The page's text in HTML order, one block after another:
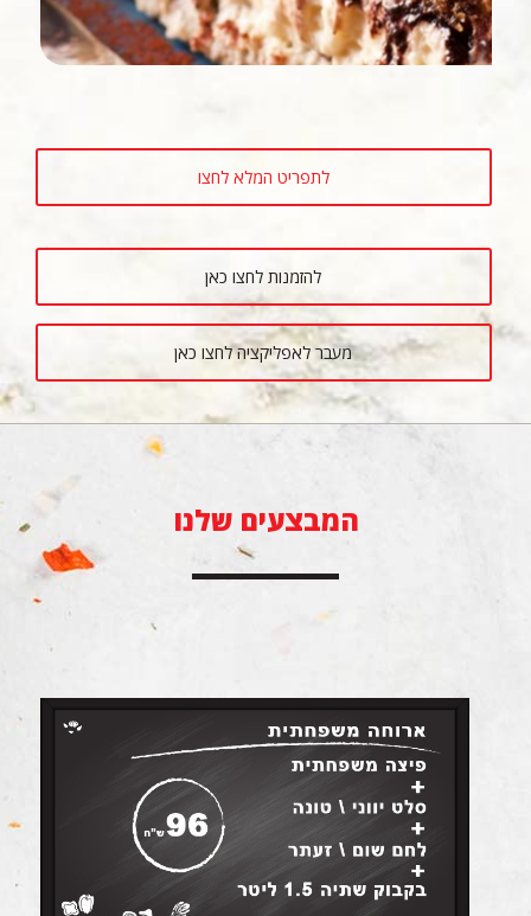
לתפריט המלא לחצו
להזמנות לחצו כאן
מעבר לאפליקציה לחצו כאן
המבצעים שלנו